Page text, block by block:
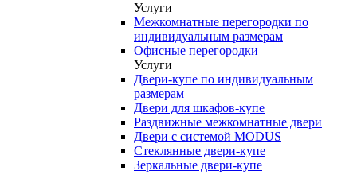
Услуги
Межкомнатные перегородки по
индивидуальным размерам
Офисные перегородки
Услуги
Двери-купе по индивидуальным
размерам
Двери для шкафов-купе
Раздвижные межкомнатные двери
Двери с системой MODUS
Стеклянные двери-купе
Зеркальные двери-купе